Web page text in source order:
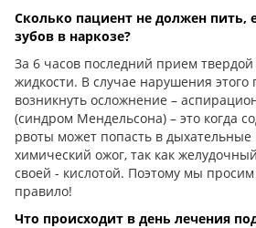
Сколько пациент не должен пить,
зубов в наркозе?
За 6 часов последний прием
жидкости. В случае нарушения
возникнуть осложнение –
(синдром Мендельсона) – это когда
рвоты может попасть в дыхательные
химический ожог, так как
своей - кислотой. Поэтому мы просим
правило!
Что происходит в день лечения